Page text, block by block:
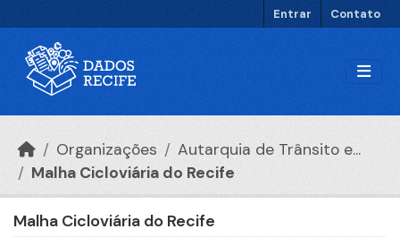
Entrar Contato
Organizações
Autarquia de Trânsito e...
Malha Cicloviária do Recife
Malha Cicloviária do Recife